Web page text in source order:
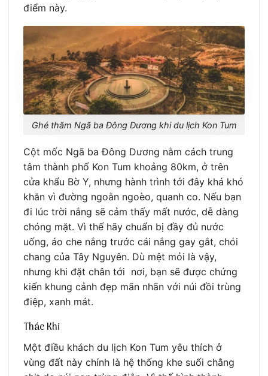
điểm này.
Ghé thăm Ngã ba Đông Dương khi du lịch Kon Tum
Cột mốc Ngã ba Đông Dương nằm cách trung
tâm thành phố Kon Tum khoảng 80km, ở trên
cửa khẩu Bờ Y, nhưng hành trình tới đây khá khó
khăn vì đường ngoằn ngoèo, quanh co. Nếu bạn
đi lúc trời nắng sẽ cảm thấy mất nước, dễ dàng
chóng mặt. Vì thế hãy chuẩn bị đầy đủ nước
uống, áo che nắng trước cái nắng gay gắt, chói
chang của Tây Nguyên. Dù mệt mỏi là vậy,
nhưng khi đặt chân tới nơi, bạn sẽ được chứng
kiến khung cảnh đẹp mãn nhãn với núi đồi trùng
điệp, xanh mát.
Thác Khỉ
Một điều khách du lịch Kon Tum yêu thích ở
vùng đất này chính là hệ thống khe suối chằng